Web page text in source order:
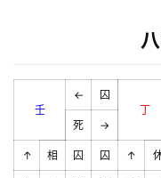
壬
←
囚
丁
死
→
↑ 相 囚 囚 ↑